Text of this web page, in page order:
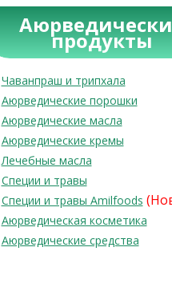
продукты
Чаванпраш и трипхала
Аюрведические порошки
Аюрведические масла
Аюрведические кремы
Лечебные масла
Специи и травы
Специи и травы Amilfoods
Аюрведическая косметика
Аюрведические средства